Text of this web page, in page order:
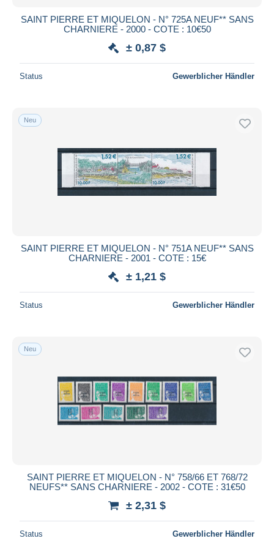
SAINT PIERRE ET MIQUELON - N° 725A NEUF** SANS
CHARNIERE - 2000 - COTE : 10€50
± 0,87 $
Status Gewerblicher Händler
Neu
SAINT PIERRE ET MIQUELON - N° 751A NEUF** SANS
CHARNIERE - 2001 - COTE : 15€
± 1,21 $
Status Gewerblicher Händler
Neu
SAINT PIERRE ET MIQUELON - N° 758/66 ET 768/72
NEUFS** SANS CHARNIERE - 2002 - COTE : 31€50
± 2,31 $
Status Gewerblicher Händler